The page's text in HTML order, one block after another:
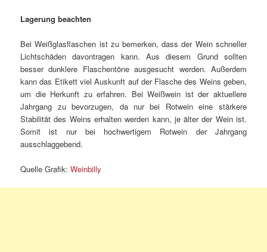
Lagerung beachten
Bei Weißglasflaschen ist zu bemerken, dass der Wein schneller
Lichtschäden davontragen kann. Aus diesem Grund sollten
besser dunklere Flaschentöne ausgesucht werden. Außerdem
kann das Etikett viel Auskunft auf der Flasche des Weins geben,
um die Herkunft zu erfahren. Bei Weißwein ist der aktuellere
Jahrgang zu bevorzugen, da nur bei Rotwein eine stärkere
Stabilität des Weins erhalten werden kann, je älter der Wein ist.
Somit ist nur bei hochwertigem Rotwein der Jahrgang
ausschlaggebend.
Quelle Grafik:Weinbilly